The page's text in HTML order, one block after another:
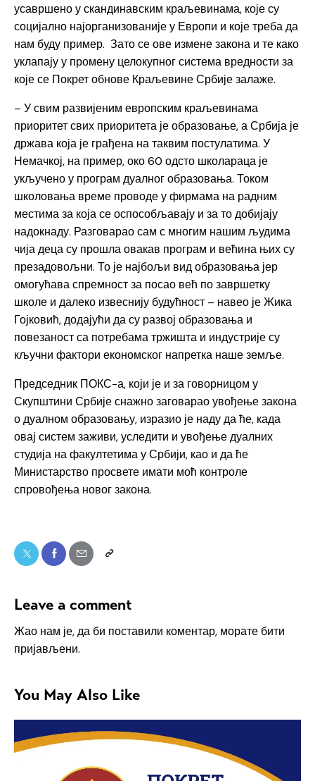
усавршено у скандинавским краљевинама, које су
социјално најорганизованије у Европи и које треба да
нам буду пример. Зато се ове измене закона и те како
уклапају у промену целокупног система вредности за
које се Покрет обнове Краљевине Србије залаже.
– У свим развијеним европским краљевинама
приоритет свих приоритета је образовање, а Србија је
држава која је грађена на таквим постулатима. У
Немачкој, на пример, око 60 одсто школараца је
укључено у програм дуалног образовања. Током
школовања време проводе у фирмама на радним
местима за која се оспособљавају и за то добијају
надокнаду. Разговарао сам с многим нашим људима
чија деца су прошла овакав програм и већина њих су
презадовољни. То је најбољи вид образовања јер
омогућава спремност за посао већ по завршетку
школе и далеко извеснију будућност – навео је Жика
Гојковић, додајући да су развој образовања и
повезаност са потребама тржишта и индустрије су
кључни фактори економског напретка наше земље.
Председник ПОКС-а, који је и за говорницом у
Скупштини Србије снажно заговарао увођење закона
о дуалном образовању, изразио је наду да ће, када
овај систем заживи, уследити и увођење дуалних
студија на факултетима у Србији, као и да ће
Министарство просвете имати моћ контроле
спровођења новог закона.
Leave a comment
Жао нам је, да би поставили коментар, морате бити
пријављени.
You May Also Like